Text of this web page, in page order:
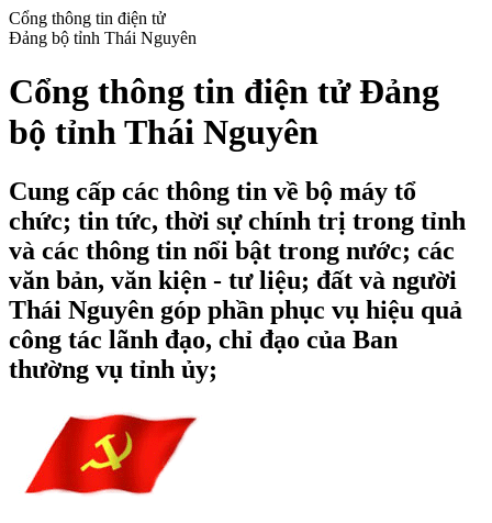
Cổng thông tin điện tử
Đảng bộ tỉnh Thái Nguyên
Cổng thông tin điện tử Đảng
bộ tỉnh Thái Nguyên
Cung cấp các thông tin về bộ máy tổ
chức; tin tức, thời sự chính trị trong tỉnh
và các thông tin nổi bật trong nước; các
văn bản, văn kiện - tư liệu; đất và người
Thái Nguyên góp phần phục vụ hiệu quả
công tác lãnh đạo, chỉ đạo của Ban
thường vụ tỉnh ủy;